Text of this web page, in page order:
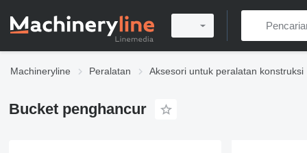
Machineryline Peralatan Aksesori untuk peralatan konstruksi
Bucket penghancur